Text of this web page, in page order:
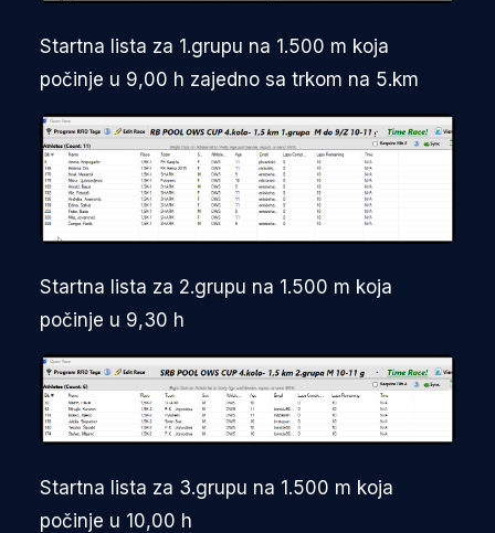
Startna lista za 1.grupu na 1.500 m koja
počinje u 9,00 h zajedno sa trkom na 5.km
Startna lista za 2.grupu na 1.500 m koja
počinje u 9,30 h
Startna lista za 3.grupu na 1.500 m koja
počinje u 10,00 h